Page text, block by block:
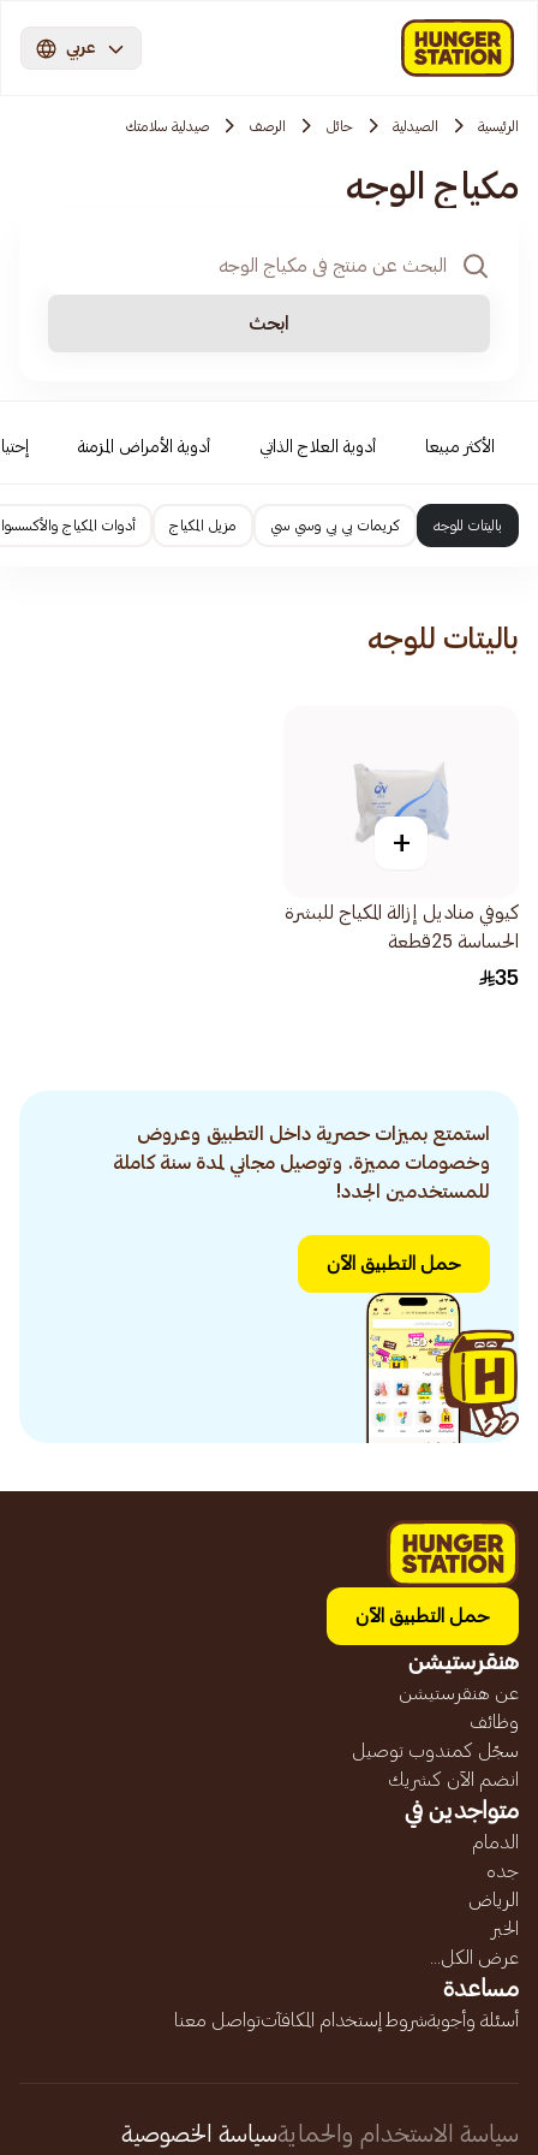
عربي
الرئيسية الصيدلية حائل الرصف صيدلية سلامتك
مكياج الوجه
ابحث
الأكثر مبيعا أدوية العلاج الذاتي أدوية الأمراض المزمنة
باليتات للوجه كريمات بي بي وسي سي مزيل المكياج أدوات المكياج
باليتات للوجه
+
كيوفي مناديل إزالة المكياج للبشرة
الحساسة 25قطعة
35
استمتع بميزات حصرية داخل التطبيق وعروض
وخصومات مميزة. وتوصيل مجاني لمدة سنة كاملة
للمستخدمين الجدد!
حمل التطبيق الآن
حمل التطبيق الآن
هنقرستيشن
عن هنقرستيشن
وظائف
سجّل كمندوب توصيل
انضم الآن كشريك
متواجدين في
الدمام
جده
الرياض
الخبر
عرض الكل...
مساعدة
أسئلة وأجوبةشروط إستخدام المكافآتتواصل معنا
سياسة الاستخدام والحمايةسياسة الخصوصية